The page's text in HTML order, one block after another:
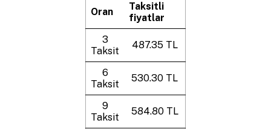
Oran
Taksitli
fiyatlar
3
Taksit
487.35 TL
6
Taksit
530.30 TL
9
Taksit
584.80 TL